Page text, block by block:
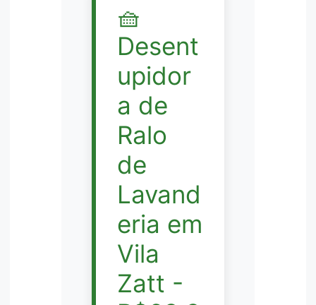
🧺
Desent
upidor
a de
Ralo
de
Lavand
eria em
Vila
Zatt -